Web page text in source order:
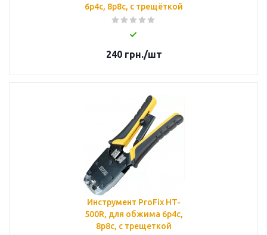
6p4c, 8p8c, с трещёткой
240грн./шт
Инструмент ProFix HT-
500R, для обжима 6р4с,
8p8c, с трещеткой